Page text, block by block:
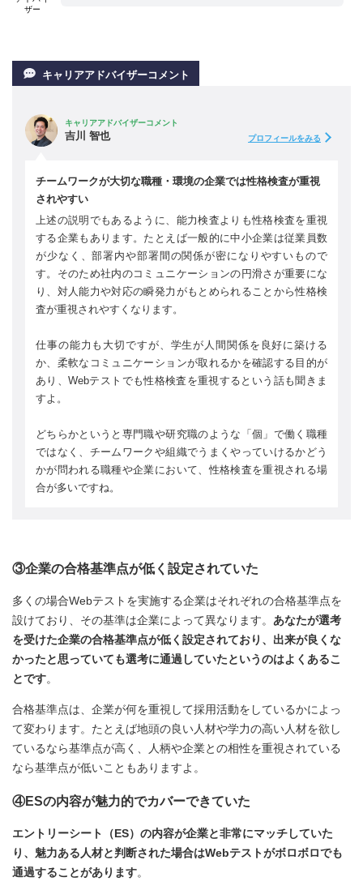
ザー
キャリアアドバイザーコメント
キャリアアドバイザーコメント
吉川 智也 プロフィールをみる
チームワークが大切な職種・環境の企業では性格検査が重視
されやすい
上述の説明でもあるように、能力検査よりも性格検査を重視
する企業もあります。たとえば一般的に中小企業は従業員数
が少なく、部署内や部署間の関係が密になりやすいもので
す。そのため社内のコミュニケーションの円滑さが重要にな
り、対人能力や対応の瞬発力がもとめられることから性格検
査が重視されやすくなります。
仕事の能力も大切ですが、学生が人間関係を良好に築ける
か、柔軟なコミュニケーションが取れるかを確認する目的が
あり、Webテストでも性格検査を重視するという話も聞きま
すよ。
どちらかというと専門職や研究職のような「個」で働く職種
ではなく、チームワークや組織でうまくやっていけるかどう
かが問われる職種や企業において、性格検査を重視される場
合が多いですね。
③企業の合格基準点が低く設定されていた
多くの場合Webテストを実施する企業はそれぞれの合格基準点を
設けており、その基準は企業によって異なります。 あなたが選考
を受けた企業の合格基準点が低く設定されており、出来が良くな
かったと思っていても選考に通過していたというのはよくあるこ
とです。
合格基準点は、企業が何を重視して採用活動をしているかによっ
て変わります。たとえば地頭の良い人材や学力の高い人材を欲し
ているなら基準点が高く、人柄や企業との相性を重視されている
なら基準点が低いこともありますよ。
④ESの内容が魅力的でカバーできていた
エントリーシート（ES）の内容が企業と非常にマッチしていた
り、魅力ある人材と判断された場合はWebテストがボロボロでも
通過することがあります。